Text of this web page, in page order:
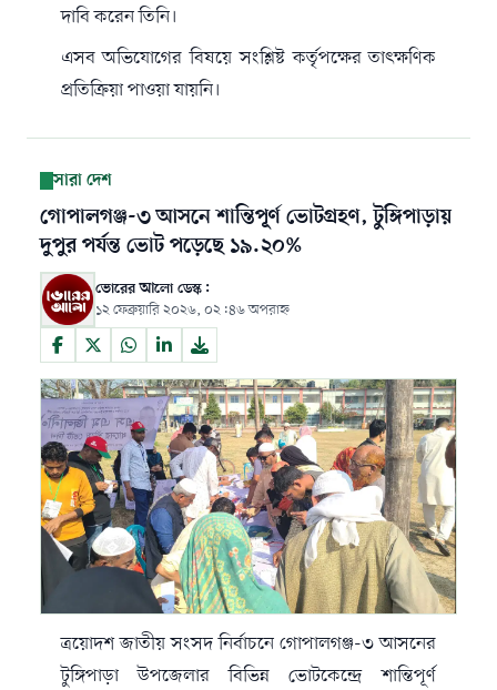
দাবি করেন তিনি।
এসব অভিযোগের বিষয়ে সংশ্লিষ্ট কর্তৃপক্ষের তাৎক্ষণিক
প্রতিক্রিয়া পাওয়া যায়নি।
সারা দেশ
গোপালগঞ্জ-৩ আসনে শান্তিপূর্ণ ভোটগ্রহণ, টুঙ্গিপাড়ায়
দুপুর পর্যন্ত ভোট পড়েছে ১৯.২০%
ভোরের আলো ডেস্ক:
১২ ফেব্রুয়ারি ২০২৬, ০২:৪৬ অপরাহ্ন
ত্রয়োদশ জাতীয় সংসদ নির্বাচনে গোপালগঞ্জ-৩ আসনের
টুঙ্গিপাড়া উপজেলার বিভিন্ন ভোটকেন্দ্রে শান্তিপূর্ণ